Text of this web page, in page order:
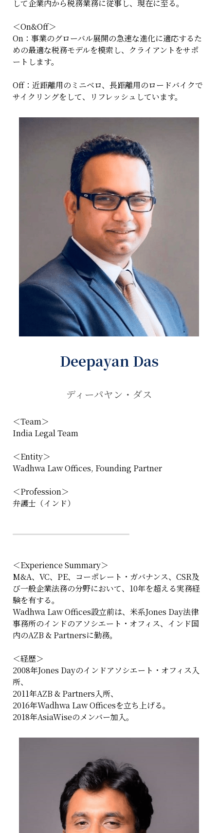
して企業内から税務業務に従事し、現在に至る。
＜On&Off＞
On：事業のグローバル展開の急速な進化に適応するた
めの最適な税務モデルを模索し、クライアントをサポ
ートします。
Off：近距離用のミニベロ、長距離用のロードバイクで
サイクリングをして、リフレッシュしています。
Deepayan Das
ディーパヤン・ダス
＜Team＞
India Legal Team
＜Entity＞
Wadhwa Law Offices, Founding Partner
＜Profession＞
弁護士（インド）
＜Experience Summary＞
M&A、VC、PE、コーポレート・ガバナンス、CSR及
び一般企業法務の分野において、10年を超える実務経
験を有する。
Wadhwa Law Offices設立前は、米系Jones Day法律
事務所のインドのアソシエート・オフィス、インド国
内のAZB & Partnersに勤務。
＜経歴＞
2008年Jones Dayのインドアソシエート・オフィス入
所、
2011年AZB & Partners入所、
2016年Wadhwa Law Officesを立ち上げる。
2018年AsiaWiseのメンバー加入。